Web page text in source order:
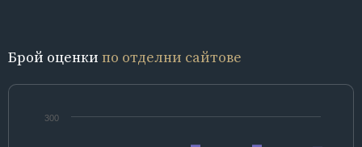
Брой оценки по отделни сайтове
300